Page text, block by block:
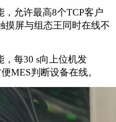
，允许最高8个TCP客户
摸屏与组态王同时在线不
，每30 s向上位机发
MES判断设备在线。